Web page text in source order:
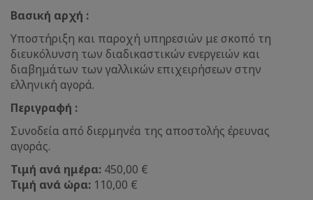
Βασική αρχή :
Υποστήριξη και παροχή υπηρεσιών με σκοπό τη
διευκόλυνση των διαδικαστικών ενεργειών και
διαβημάτων των γαλλικών επιχειρήσεων στην
ελληνική αγορά.
Περιγραφή :
Συνοδεία από διερμηνέα της αποστολής έρευνας
αγοράς.
Τιμή ανά ημέρα: 450,00 €
Τιμή ανά ώρα: 110,00 €